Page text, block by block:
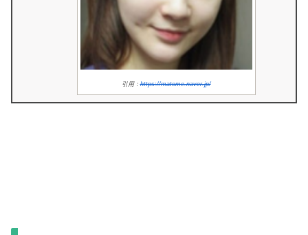
引用：https://matome.naver.jp/